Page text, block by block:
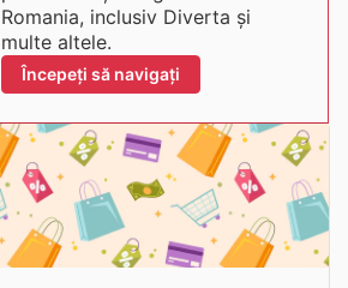
Romania, inclusiv Diverta și
multe altele.
Începeți să navigați